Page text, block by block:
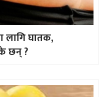
लागि घातक,
छन् ?